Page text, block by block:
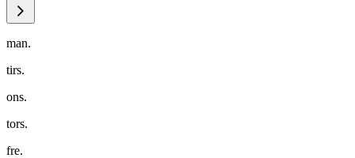
man.
tirs.
ons.
tors.
fre.